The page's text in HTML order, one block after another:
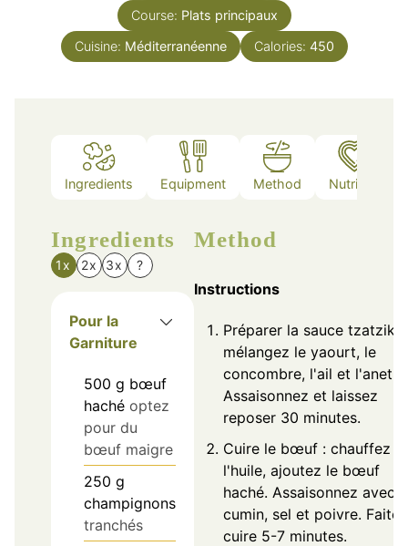
Course: Plats principaux
Cuisine: Méditerranéenne Calories: 450
Ingredients Equipment Method Nutrition
Ingredients
1x 2x 3x ?
Pour la
Garniture
500 g bœuf
haché optez
pour du
bœuf maigre
250 g
champignons
tranchés
Method
Instructions
Préparer la sauce tzatziki :
mélangez le yaourt, le
concombre, l'ail et l'aneth.
Assaisonnez et laissez
reposer 30 minutes.
Cuire le bœuf : chauffez
l'huile, ajoutez le bœuf
haché. Assaisonnez avec
cumin, sel et poivre. Faites
cuire 5-7 minutes.